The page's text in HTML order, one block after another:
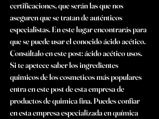
certificaciones, que serán las que nos
aseguren que se tratan de auténticos
especialistas. En este lugar encontrarás para
que se puede usar el conocido ácido acético.
Consúltalo en este post: ácido acético usos.
Si te apetece saber los ingredientes
quimicos de los cosmeticos más populares
entra en este post de esta empresa de
productos de quimica fina. Puedes confiar
en esta empresa especializada en química